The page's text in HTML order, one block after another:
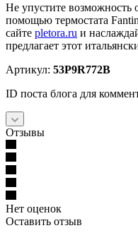
Не упустите возможность
помощью термостата
сайте pletora.ru и
предлагает этот
Артикул: 53P9R772B
ID поста блога для
Отзывы
Нет оценок
Оставить отзыв